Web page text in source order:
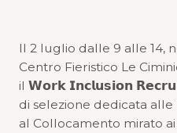
Il 2 luglio dalle 9 alle 14,
Centro Fieristico Le
il 𝗪𝗼𝗿𝗸 𝗜𝗻𝗰𝗹𝘂𝘀𝗶𝗼𝗻
di selezione dedicata
al Collocamento mirato